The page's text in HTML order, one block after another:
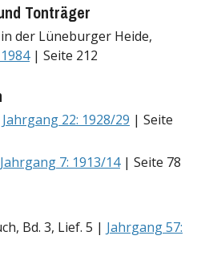
Tonträger
der Lüneburger Heide,
| Seite 212
Jahrgang 22: 1928/29 | Seite
Jahrgang 7: 1913/14| Seite 78
Bd. 3, Lief. 5 | Jahrgang 57: